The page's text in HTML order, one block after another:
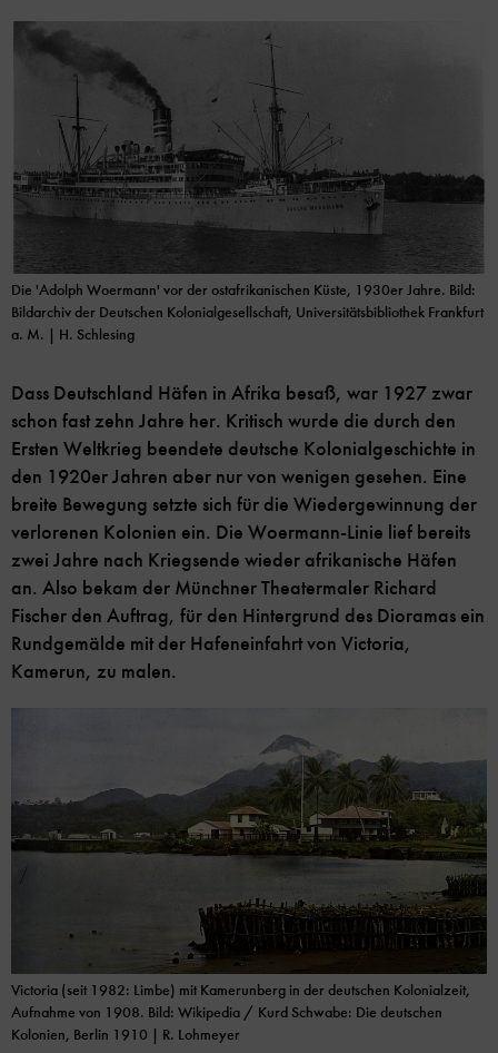
Die 'Adolph Woermann' vor der ostafrikanischen Küste, 1930er Jahre. Bild:
Bildarchiv der Deutschen Kolonialgesellschaft, Universitätsbibliothek Frankfurt
a. M. | H. Schlesing
Victoria (seit 1982: Limbe) mit Kamerunberg in der deutschen Kolonialzeit,
Aufnahme von 1908. Bild: Wikipedia / Kurd Schwabe: Die deutschen
Kolonien, Berlin 1910 | R. Lohmeyer
Dass Deutschland Häfen in Afrika besaß, war 1927 zwar
schon fast zehn Jahre her. Kritisch wurde die durch den
Ersten Weltkrieg beendete deutsche Kolonialgeschichte in
den 1920er Jahren aber nur von wenigen gesehen. Eine
breite Bewegung setzte sich für die Wiedergewinnung der
verlorenen Kolonien ein. Die Woermann-Linie lief bereits
zwei Jahre nach Kriegsende wieder afrikanische Häfen
an. Also bekam der Münchner Theatermaler Richard
Fischer den Auftrag, für den Hintergrund des Dioramas ein
Rundgemälde mit der Hafeneinfahrt von Victoria,
Kamerun, zu malen.